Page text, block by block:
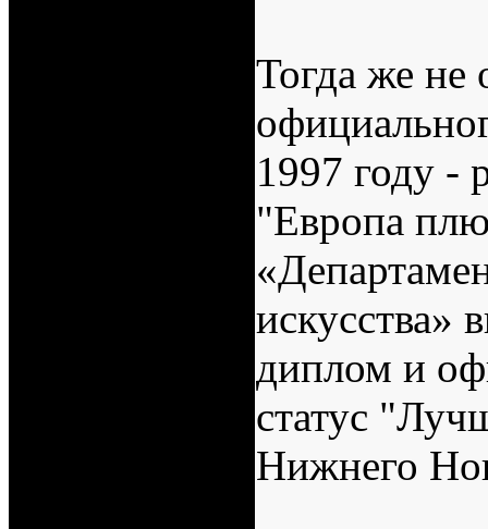
Тогда же не
1997 году -
"Европа
искусства»
диплом и
статус
Нижнего